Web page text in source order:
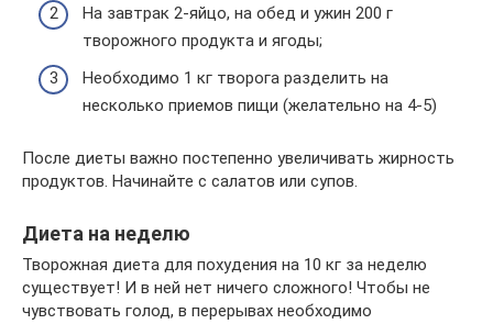
На завтрак 2-яйцо, на обед и ужин 200 г
творожного продукта и ягоды;
Необходимо 1 кг творога разделить на
несколько приемов пищи (желательно на 4-5)
После диеты важно постепенно увеличивать жирность
продуктов. Начинайте с салатов или супов.
Диета на неделю
Творожная диета для похудения на 10 кг за неделю
существует! И в ней нет ничего сложного! Чтобы не
чувствовать голод, в перерывах необходимо